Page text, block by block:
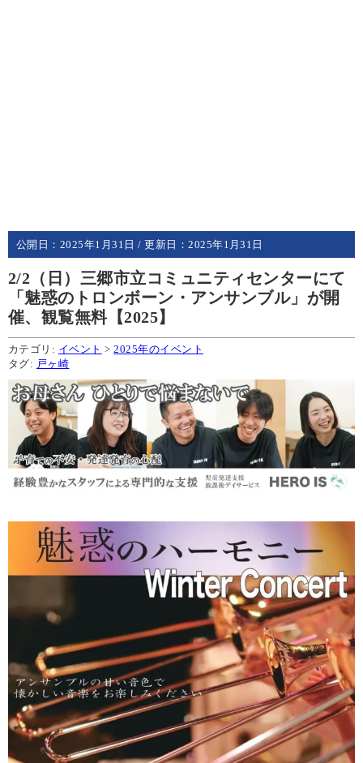
公開日： 2025年1月31日 / 更新日：2025年1月31日
2/2（日）三郷市立コミュニティセンターにて
「魅惑のトロンボーン・アンサンブル」が開
催、観覧無料【2025】
カテゴリ: イベント >2025年のイベント
タグ: 戸ヶ崎